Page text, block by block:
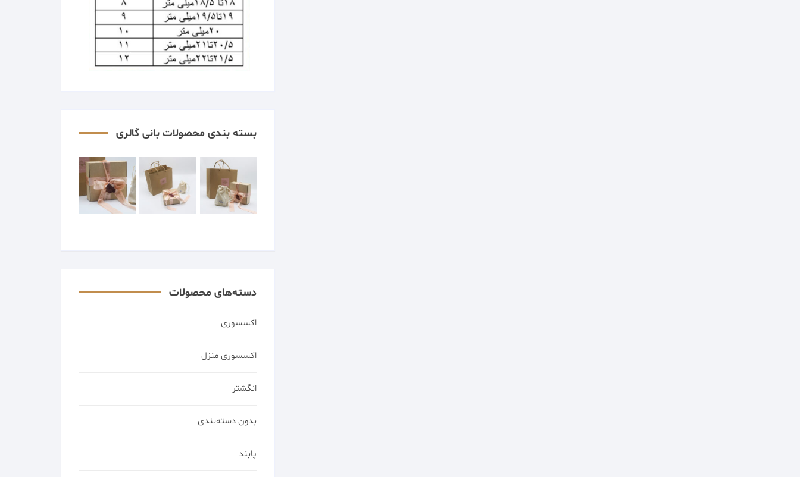
بسته بندی محصولات بانی گالری
دسته‌های محصولات
اکسسوری
اکسسوری منزل
انگشتر
بدون دسته‌بندی
پابند